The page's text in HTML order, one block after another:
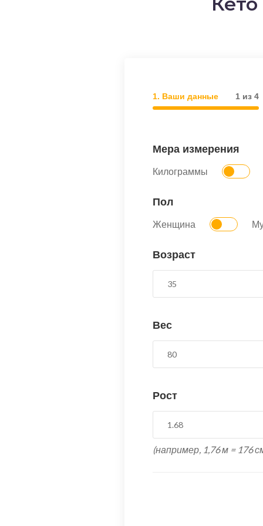
1. Ваши данные 1 из 4
Мера измерения
Килограммы
Пол
Женщина
Возраст
Вес
Рост
(например, 1,76 м = 176